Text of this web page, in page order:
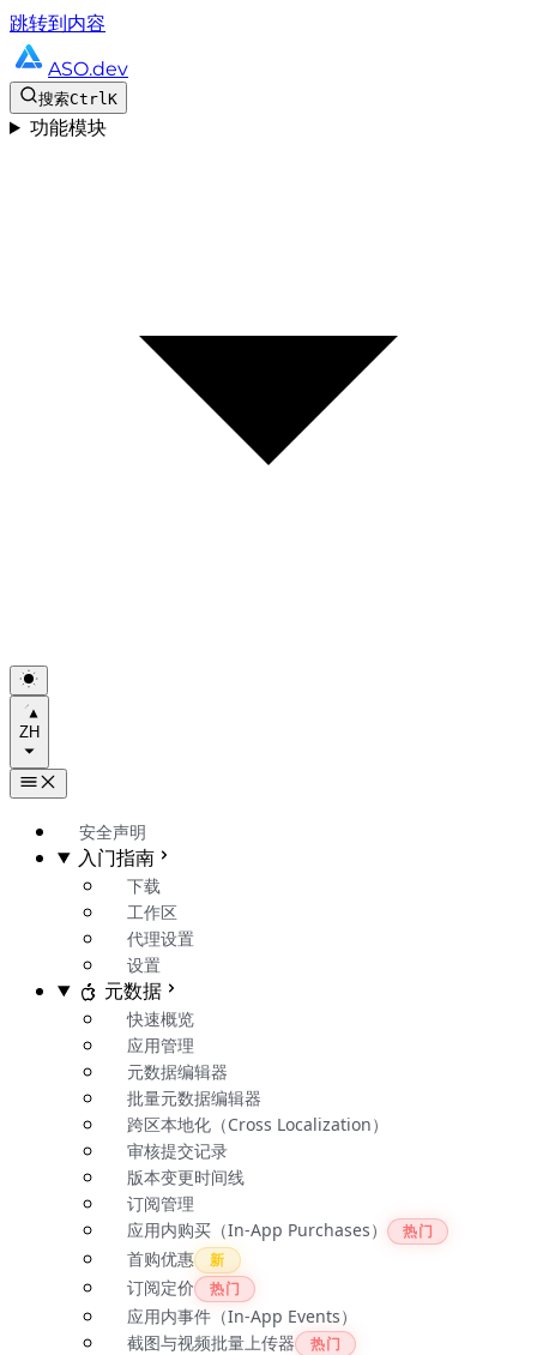
跳转到内容
ASO.dev
搜索CtrlK
功能模块
ZH
安全声明
入门指南
下载
工作区
代理设置
设置
元数据
快速概览
应用管理
元数据编辑器
批量元数据编辑器
跨区本地化（Cross Localization）
审核提交记录
版本变更时间线
订阅管理
应用内购买（In-App Purchases）
热门
首购优惠 新
订阅定价 热门
应用内事件（In-App Events）
截图与视频批量上传器
热门